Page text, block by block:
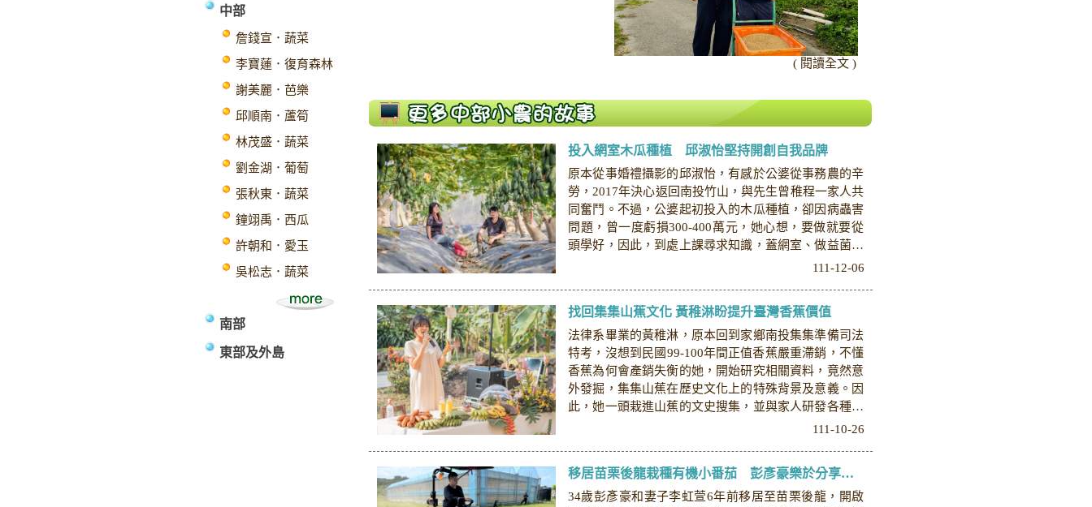
中部
詹錢宣．蔬菜
李寶蓮．復育森林
謝美麗．芭樂
邱順南．蘆筍
林茂盛．蔬菜
劉金湖．葡萄
張秋東．蔬菜
鐘翊禹．西瓜
許朝和．愛玉
吳松志．蔬菜
南部
東部及外島
( 閱讀全文 )
投入網室木瓜種植 邱淑怡堅持開創自我品牌
原本從事婚禮攝影的邱淑怡，有感於公婆從事務農的辛
勞，2017年決心返回南投竹山，與先生曾稚程一家人共
同奮鬥。不過，公婆起初投入的木瓜種植，卻因病蟲害
問題，曾一度虧損300-400萬元，她心想，要做就要從
頭學好，因此，到處上課尋求知識，蓋網室、做益菌管
111-12-06
找回集集山蕉文化 黃稚淋盼提升臺灣香蕉價值
法律系畢業的黃稚淋，原本回到家鄉南投集集準備司法
特考，沒想到民國99-100年間正值香蕉嚴重滯銷，不懂
香蕉為何會產銷失衡的她，開始研究相關資料，竟然意
外發掘，集集山蕉在歷史文化上的特殊背景及意義。因
此，她一頭栽進山蕉的文史搜集，並與家人研發各種香
111-10-26
移居苗栗後龍栽種有機小番茄 彭彥豪樂於分享種植經驗
34歲彭彥豪和妻子李虹萱6年前移居至苗栗後龍，開啟